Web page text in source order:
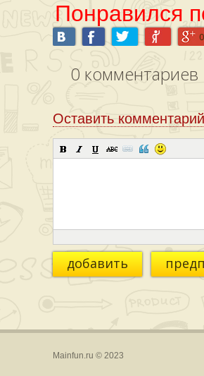
Понравился
0
0 комментариев
Оставить комментарий
добавить
Mainfun.ru © 2023